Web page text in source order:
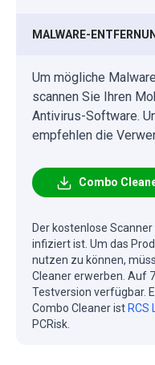
MALWARE-
Um mögliche
scannen Sie Ihren
Antivirus-Software.
empfehlen die
Combo
Der kostenlose
infiziert ist. Um das
nutzen zu können,
Cleaner erwerben. Auf
Testversion verfügbar.
Combo Cleaner ist RCS
PCRisk.